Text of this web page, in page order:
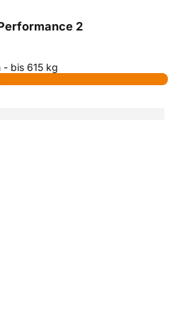
2
- bis 615 kg